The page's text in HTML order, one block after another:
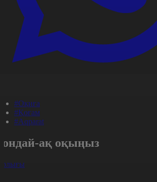
#Оқиға
#Қоғам
#Aqparat
ақ оқыңыз